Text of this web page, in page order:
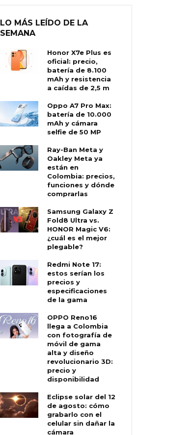
LO MÁS LEÍDO DE LA
SEMANA
Honor X7e Plus es
oficial: precio,
batería de 8.100
mAh y resistencia
a caídas de 2,5 m
Oppo A7 Pro Max:
batería de 10.000
mAh y cámara
selfie de 50 MP
Ray-Ban Meta y
Oakley Meta ya
están en
Colombia: precios,
funciones y dónde
comprarlas
Samsung Galaxy Z
Fold8 Ultra vs.
HONOR Magic V6:
¿cuál es el mejor
plegable?
Redmi Note 17:
estos serían los
precios y
especificaciones
de la gama
OPPO Reno16
llega a Colombia
con fotografía de
móvil de gama
alta y diseño
revolucionario 3D:
precio y
disponibilidad
Eclipse solar del 12
de agosto: cómo
grabarlo con el
celular sin dañar la
cámara